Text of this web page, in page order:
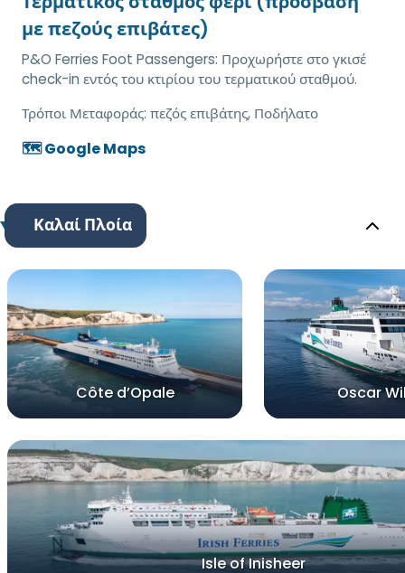
με πεζούς επιβάτες)
P&O Ferries Foot Passengers: Προχωρήστε στο γκισέ
check-in εντός του κτιρίου του τερματικού σταθμού.
Τρόποι Μεταφοράς: πεζός επιβάτης, Ποδήλατο
🗺️ Google Maps
Καλαί Πλοία
Côte d’Opale Oscar
Isle of Inisheer